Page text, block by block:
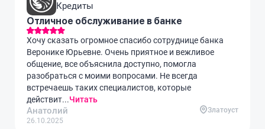
Кредиты
Отличное обслуживание в банке
Хочу сказать огромное спасибо сотруднице банка
Веронике Юрьевне. Очень приятное и вежливое
общение, все объяснила доступно, помогла
разобраться с моими вопросами. Не всегда
встречаешь таких специалистов, которые
действит...Читать
Анатолий
26.10.2025
Златоуст